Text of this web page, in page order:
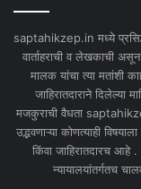
saptahikzep.in मध्ये
वार्ताहराची व लेखकाची
मालक यांचा त्या मतांशी
जाहिरातदाराने दिलेल्या
मजकुराची वैधता
उद्भवणाऱ्या कोणत्याही
किंवा जाहिरातदारच आहे
न्यायालयांतर्गतच